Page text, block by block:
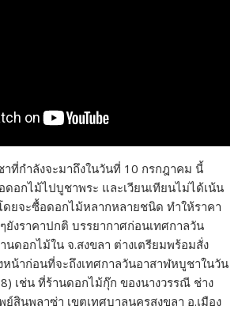
ที่กำลังจะมาถึงในวันที่ 10 กรกฎาคม นี้
ดอกไม้ไปบูชาพระ และเวียนเทียนไม่ได้เน้น
ดยจะซื้อดอกไม้หลากหลายชนิด ทำให้ราคา
งราคาปกติ บรรยากาศก่อนเทศกาลวัน
นดอกไม้ใน จ.สงขลา ต่างเตรียมพร้อมสั่ง
น้าก่อนที่จะถึงเทศกาลวันอาสาฬหบูชาในวัน
เช่น ที่ร้านดอกไม้กุ๊ก ของนางวรรณี ช่าง
สินพลาซ่า เขตเทศบาลนครสงขลา อ.เมือง